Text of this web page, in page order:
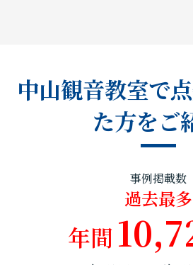
中山観音教室で
た方をご
事例掲載数
過去最多
年間